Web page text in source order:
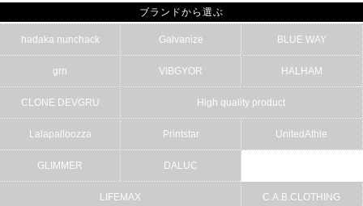
ブランドから選ぶ
hadaka nunchack Galvanize BLUE WAY
grn VIBGYOR HALHAM
CLONE DEVGRU High quality product
Lalapalloozza Printstar UnitedAthle
GLIMMER DALUC
LIFEMAX C.A.B.CLOTHING